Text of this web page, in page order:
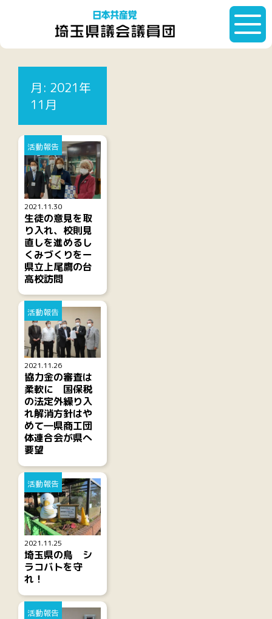
月: 2021年
11月
記事一覧
2021.11.30
活動報告
生徒の意見を取
り入れ、校則見
直しを進めるし
くみづくりをー
県立上尾鷹の台
高校訪問
2021.11.26
活動報告
協力金の審査は
柔軟に 国保税
の法定外繰り入
れ解消方針はや
めて―県商工団
体連合会が県へ
要望
2021.11.25
活動報告
埼玉県の鳥 シ
ラコバトを守
れ！
活動報告